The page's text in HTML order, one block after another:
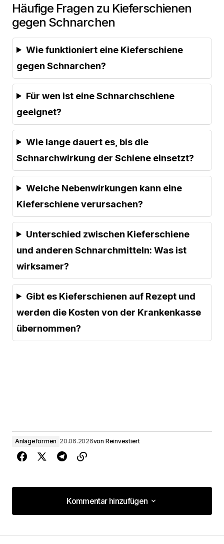
Häufige Fragen zu Kieferschienen
gegen Schnarchen
Wie funktioniert eine Kieferschiene
gegen Schnarchen?
Für wen ist eine Schnarchschiene
geeignet?
Wie lange dauert es, bis die
Schnarchwirkung der Schiene einsetzt?
Welche Nebenwirkungen kann eine
Kieferschiene verursachen?
Unterschied zwischen Kieferschiene
und anderen Schnarchmitteln: Was ist
wirksamer?
Gibt es Kieferschienen auf Rezept und
werden die Kosten von der Krankenkasse
übernommen?
Anlageformen 20.06.2026von Reinvestiert
Kommentar hinzufügen
Kommentar hinzufügen